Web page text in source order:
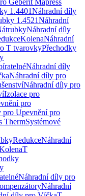
Geberit Mapress
1.4401Náhradní díly
1.4521Náhradní
Náhradní díly
KolenaNáhradní
T tvarovkyPřechodky
Náhradní díly
Náhradní díly pro
Náhradní díly pro
Izolace pro
pro
pro Upevnění pro
ThermSystémové
RedukceNáhradní
T
Náhradní díly pro
Náhradní